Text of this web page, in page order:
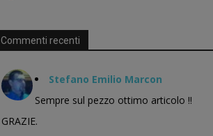
Commenti recenti
Stefano Emilio Marcon
Sempre sul pezzo ottimo articolo !!
GRAZIE.